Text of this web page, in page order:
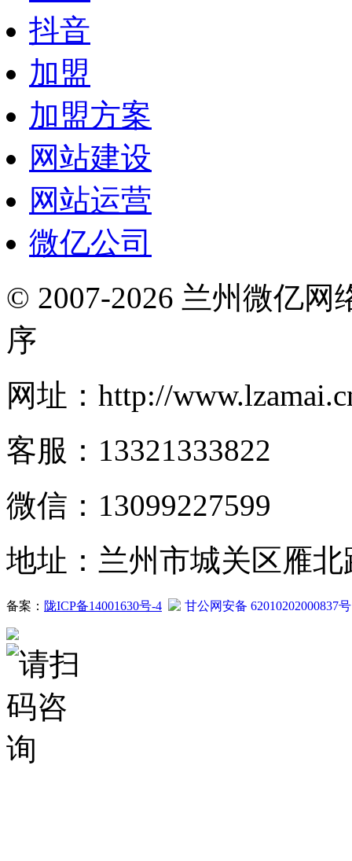
抖音
加盟
加盟方案
网站建设
网站运营
微亿公司
© 2007-2026 兰州微亿网
序
网址：http://
客服：13321333822
微信：13099227599
地址：兰州市城关区雁北
备案： 陇ICP备14001630号-4 甘公网安备 62010202000837号